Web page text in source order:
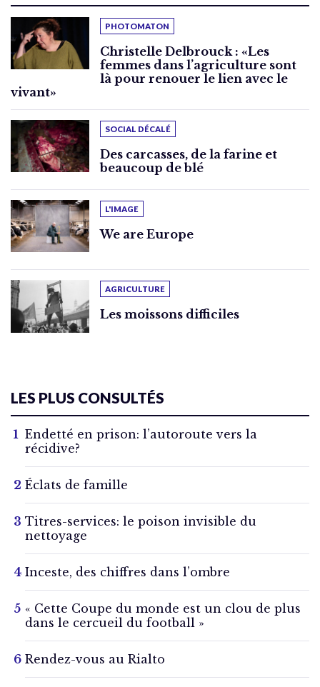
PHOTOMATON
Christelle Delbrouck : «Les
femmes dans l’agriculture sont
là pour renouer le lien avec le
vivant»
SOCIAL DÉCALÉ
Des carcasses, de la farine et
beaucoup de blé
L'IMAGE
We are Europe
AGRICULTURE
Les moissons difficiles
LES PLUS CONSULTÉS
Endetté en prison: l’autoroute vers la
récidive?
Éclats de famille
Titres-services: le poison invisible du
nettoyage
Inceste, des chiffres dans l’ombre
« Cette Coupe du monde est un clou de plus
dans le cercueil du football »
Rendez-vous au Rialto